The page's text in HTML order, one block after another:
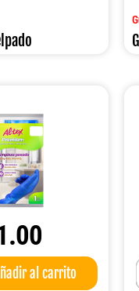
al carrito